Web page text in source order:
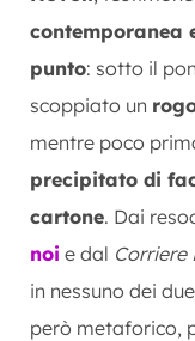
contemporanea
punto: sotto il
scoppiato un
mentre poco
precipitato di
cartone. Dai
noi e dal Corriere
in nessuno dei
però metaforico,